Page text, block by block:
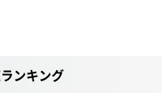
ンキング